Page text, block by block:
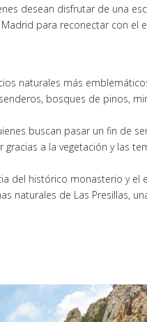
desean disfrutar de una
para reconectar con el
naturales más
bosques de pinos,
buscan pasar un fin de
a la vegetación y las
del histórico monasterio y el
naturales de Las Presillas,